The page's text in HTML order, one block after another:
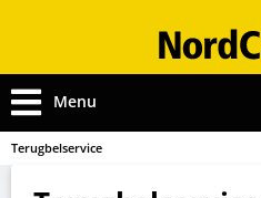
Menu
Terugbelservice